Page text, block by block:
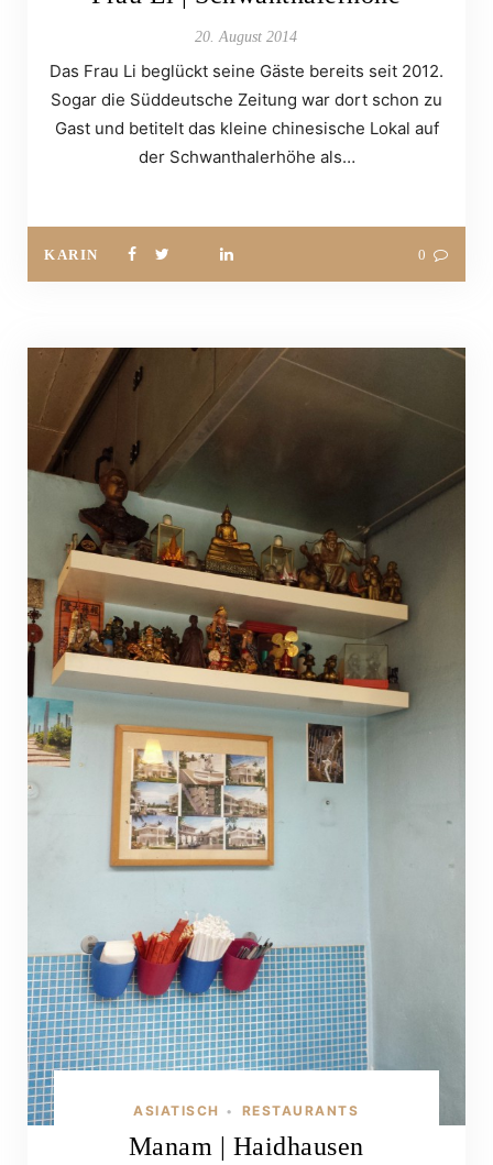
20. August 2014
Das Frau Li beglückt seine Gäste bereits seit 2012.
Sogar die Süddeutsche Zeitung war dort schon zu
Gast und betitelt das kleine chinesische Lokal auf
der Schwanthalerhöhe als…
KARIN 0
ASIATISCH • RESTAURANTS
Manam | Haidhausen